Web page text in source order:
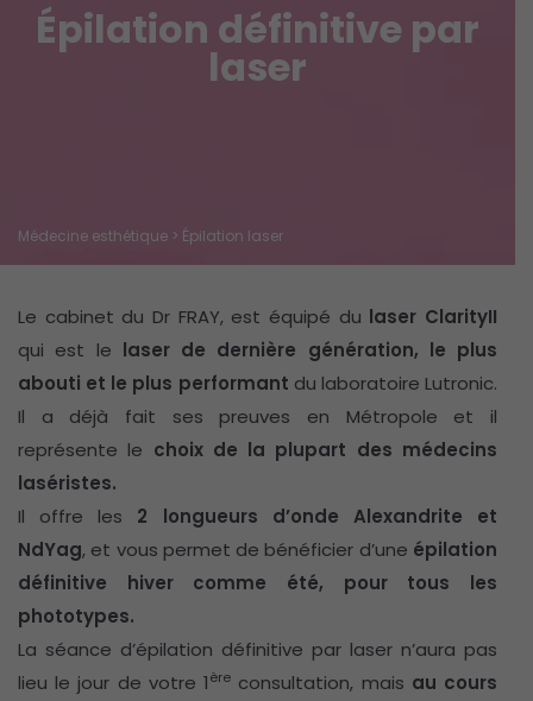
Épilation définitive par
laser
Médecine esthétique > Épilation laser
Le cabinet du Dr FRAY, est équipé du laser ClarityII
qui est le laser de dernière génération, le plus
abouti et le plus performant du laboratoire Lutronic.
Il a déjà fait ses preuves en Métropole et il
représente le choix de la plupart des médecins
laséristes.
Il offre les 2 longueurs d’onde Alexandrite et
NdYag, et vous permet de bénéficier d’une épilation
définitive hiver comme été, pour tous les
phototypes.
La séance d’épilation définitive par laser n’aura pas
lieu le jour de votre 1ère consultation, mais au cours